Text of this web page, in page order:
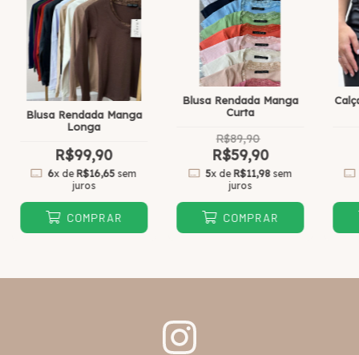
Blusa Rendada Manga
Longa
R$99,90
6x de R$16,65sem
juros
COMPRAR
Blusa Rendada Manga
Curta
R$89,90
R$59,90
5x de R$11,98sem
juros
COMPRAR